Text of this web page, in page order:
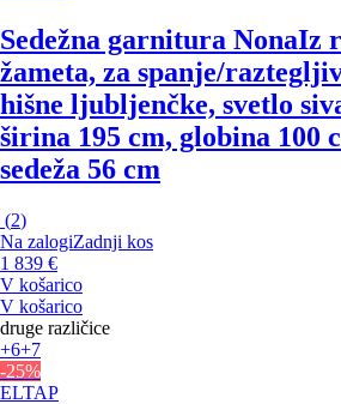
Sedežna garnitura NonaIz
žameta, za spanje/
hišne ljubljenčke, svetlo
širina 195 cm, globina 100
sedeža 56 cm
(2)
Na zalogiZadnji kos
1 839 €
V košarico
V košarico
druge različice
+6+7
-25%
ELTAP